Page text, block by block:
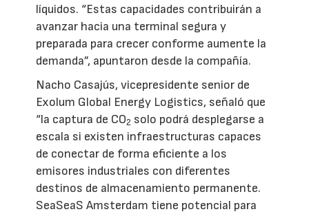
líquidos. “Estas capacidades contribuirán a
avanzar hacia una terminal segura y
preparada para crecer conforme aumente la
demanda”, apuntaron desde la compañía.
Nacho Casajús, vicepresidente senior de
Exolum Global Energy Logistics, señaló que
“la captura de CO2 solo podrá desplegarse a
escala si existen infraestructuras capaces
de conectar de forma eficiente a los
emisores industriales con diferentes
destinos de almacenamiento permanente.
SeaSeaS Amsterdam tiene potencial para